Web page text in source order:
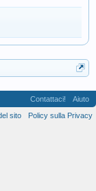
Contattaci!
Aiuto
sito
Policy sulla Privacy